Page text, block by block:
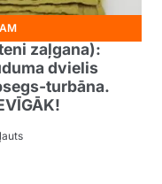
zaļgana):
dvielis
turbāna.